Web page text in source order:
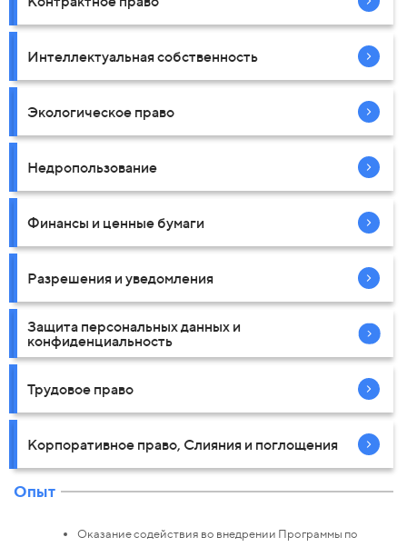
Интеллектуальная собственность
Экологическое право
Недропользование
Финансы и ценные бумаги
Разрешения и уведомления
Защита персональных данных и
конфиденциальность
Трудовое право
Корпоративное право, Слияния и поглощения
Опыт
Оказание содействия во внедрении Программы по